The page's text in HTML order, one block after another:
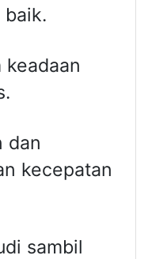
baik.
dan
kecepatan
sambil